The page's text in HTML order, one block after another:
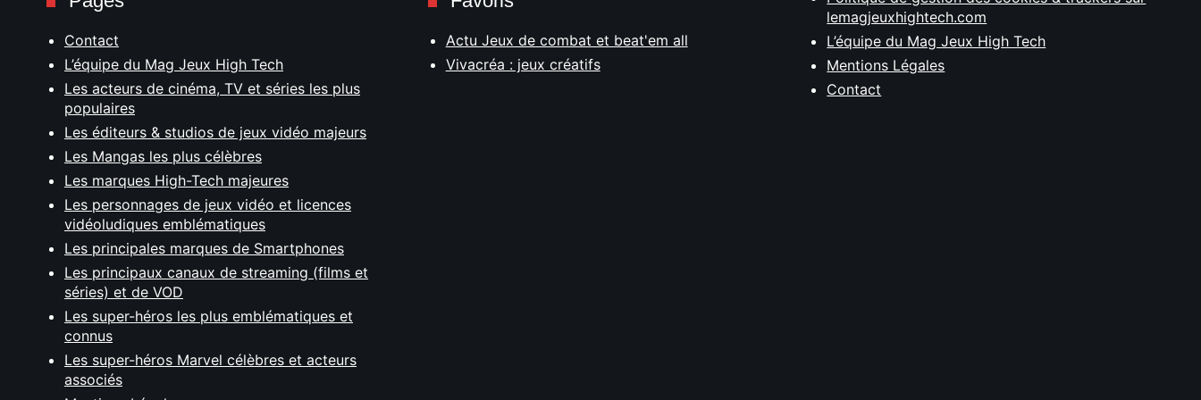
Contact
L’équipe du Mag Jeux High Tech
Les acteurs de cinéma, TV et séries les plus
populaires
Les éditeurs & studios de jeux vidéo majeurs
Les Mangas les plus célèbres
Les marques High-Tech majeures
Les personnages de jeux vidéo et licences
vidéoludiques emblématiques
Les principales marques de Smartphones
Les principaux canaux de streaming (films et
séries) et de VOD
Les super-héros les plus emblématiques et
connus
Les super-héros Marvel célèbres et acteurs
associés
Actu Jeux de combat et beat'em all
Vivacréa : jeux créatifs
lemagjeuxhightech.com
L’équipe du Mag Jeux High Tech
Mentions Légales
Contact